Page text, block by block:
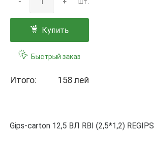
Купить
Быстрый заказ
Итого: 158 лей
Gips-carton 12,5 ВЛ RBI (2,5*1,2) REGIPS